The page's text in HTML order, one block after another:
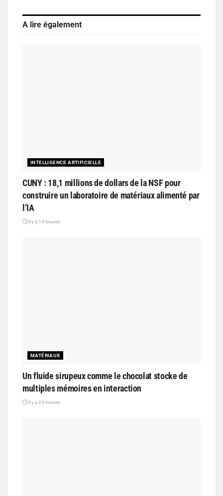
A lire également
INTELLIGENCE ARTIFICIELLE
CUNY : 18,1 millions de dollars de la NSF pour
construire un laboratoire de matériaux alimenté par
l’IA
il y a 14 heures
MATÉRIAUX
Un fluide sirupeux comme le chocolat stocke de
multiples mémoires en interaction
il y a 20 heures